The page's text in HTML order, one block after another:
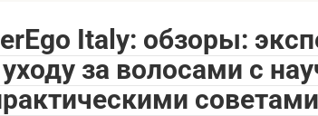
Italy: обзоры:
за волосами с